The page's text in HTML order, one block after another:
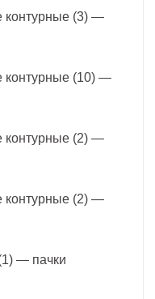
контурные (3) —
контурные (10) —
контурные (2) —
контурные (2) —
— пачки